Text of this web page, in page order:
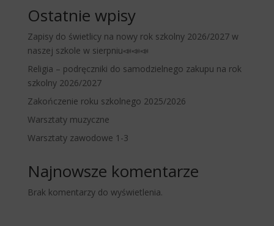
Ostatnie wpisy
Zapisy do świetlicy na nowy rok szkolny 2026/2027 w
naszej szkole w sierpniu📣📣📣
Religia – podręczniki do samodzielnego zakupu na rok
szkolny 2026/2027
Zakończenie roku szkolnego 2025/2026
Warsztaty muzyczne
Warsztaty zawodowe 1-3
Najnowsze komentarze
Brak komentarzy do wyświetlenia.